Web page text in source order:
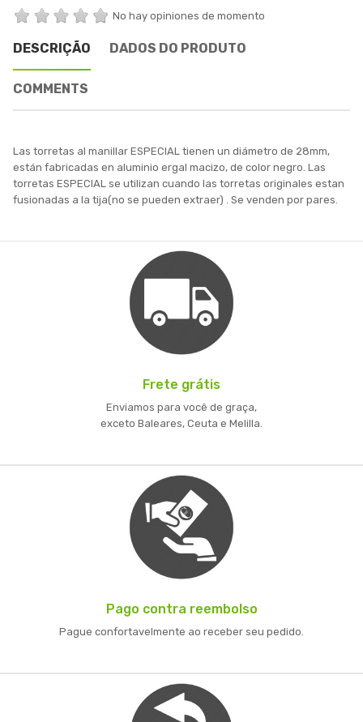
No hay opiniones de momento
DESCRIÇÃO DADOS DO PRODUTO
COMMENTS
Las torretas al manillar ESPECIAL tienen un diámetro de 28mm,
están fabricadas en aluminio ergal macizo, de color negro. Las
torretas ESPECIAL se utilizan cuando las torretas originales estan
fusionadas a la tija(no se pueden extraer) . Se venden por pares.
Frete grátis
Enviamos para você de graça,
exceto Baleares, Ceuta e Melilla.
Pago contra reembolso
Pague confortavelmente ao receber seu pedido.